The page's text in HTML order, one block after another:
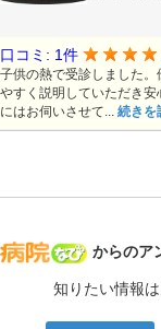
病院なび
からのア
知りたい情報
口コミ: 1件
子供の熱で受診しました。
やすく説明していただき
にはお伺いさせて... 続きを